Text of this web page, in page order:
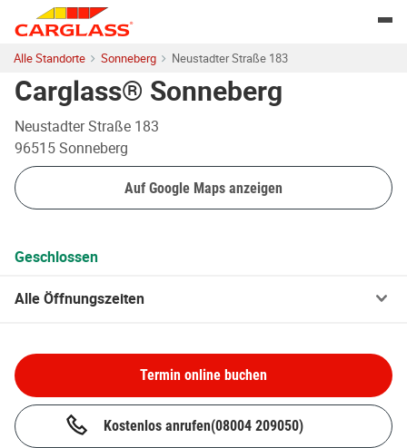
Skip to content
Return to Nav
Alle Standorte Sonneberg Neustadter Straße 183
Carglass® Sonneberg
Neustadter Straße 183
96515Sonneberg
Auf Google Maps anzeigen
Geschlossen
Alle Öffnungszeiten
Termin online buchen
Kostenlos anrufen(08004 209050)